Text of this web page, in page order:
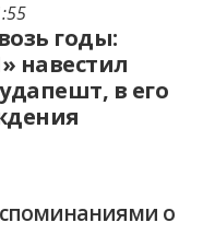
годы:
навестил
в его
о